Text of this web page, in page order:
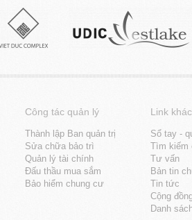
Công tác quản lý
Thành lập Ban quản trị
Sửa chữa bảo trì
Quản lý tài chính
Đấu thầu mua sắm
Bảo hiểm chung cư
Link khác
Sổ tay -
Tìm kiếm
Tư vấn
Bản tin
Tin tức
Cộng
Danh